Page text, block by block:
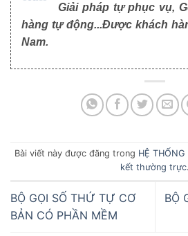
Giải pháp tự phục vụ,
hàng tự động...Được khách
Nam.
Bài viết này được đăng trong HỆ THỐNG
kết thường trực.
BỘ GỌI SỐ THỨ TỰ CƠ
BẢN CÓ PHẦN MỀM
BỘ